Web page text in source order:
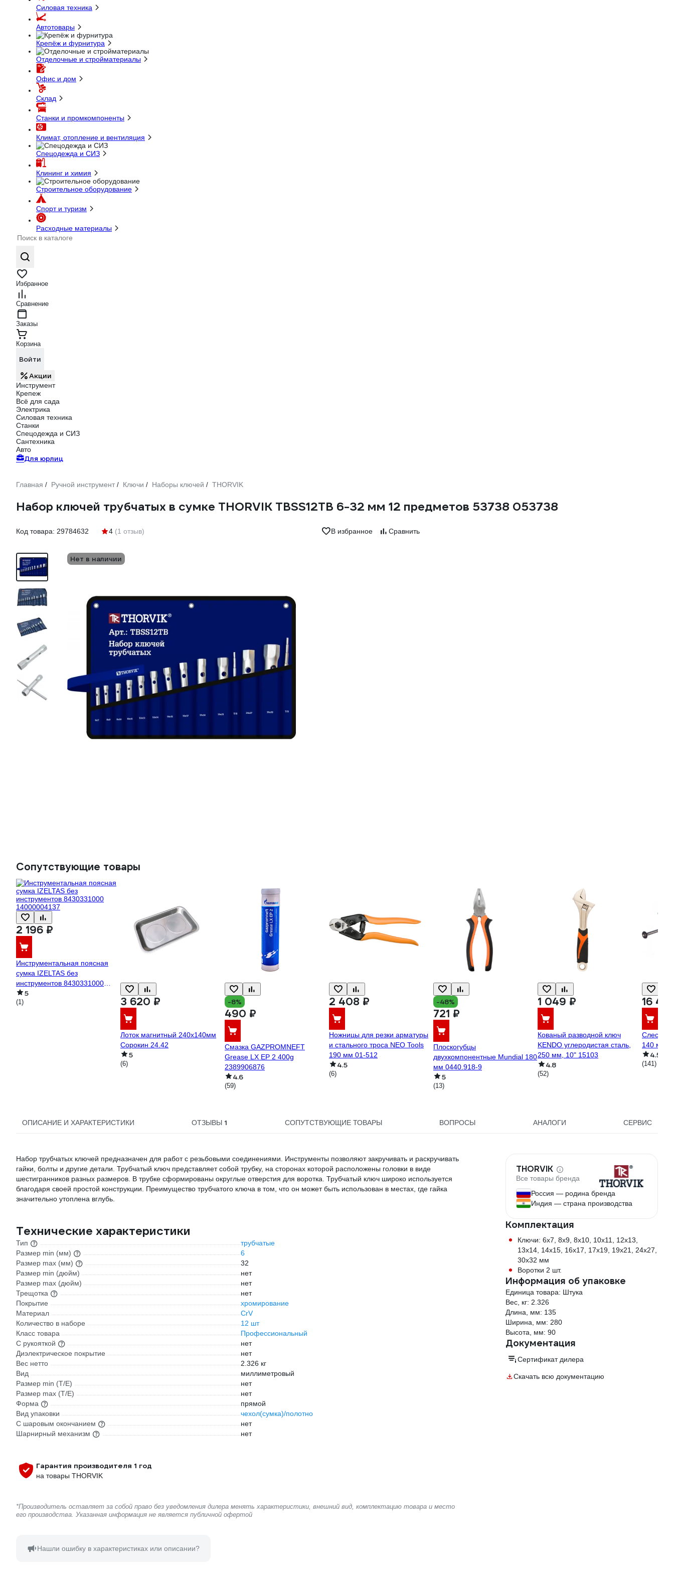
Силовая техника
Автотовары
Крепёж и фурнитура
Отделочные и стройматериалы
Офис и дом
Склад
Станки и промкомпоненты
Климат, отопление и вентиляция
Спецодежда и СИЗ
Клининг и химия
Строительное оборудование
Спорт и туризм
Расходные материалы
Избранное
Сравнение
Заказы
Корзина
Войти
Акции
Инструмент
Крепеж
Всё для сада
Электрика
Силовая техника
Станки
Спецодежда и СИЗ
Сантехника
Авто
Для юрлиц
Главная / Ручной инструмент / Ключи / Наборы ключей / THORVIK
Набор ключей трубчатых в сумке THORVIK TBSS12TB 6-32 мм 12 предметов 53738 053738
Код товара: 29784632 4 (1 отзыв) В избранное Сравнить
Нет в наличии
Сопутствующие товары
2 196 ₽
Инструментальная поясная
сумка IZELTAS без
инструментов 8430331000
14000004137
5
(1) 3 620 ₽
Лоток магнитный 240х140мм
Сорокин 24.42
5
(6)
-8%
490 ₽
Смазка GAZPROMNEFT
Grease LX EP 2 400g
2389906876
4.6
(59)
2 408 ₽
Ножницы для резки арматуры
и стального троса NEO Tools
190 мм 01-512
4.5
(6)
-48%
721 ₽
Плоскогубцы
двухкомпонентные Mundial 180
мм 0440.918-9
5
(13)
1 049 ₽
Кованый разводной ключ
KENDO углеродистая сталь,
250 мм, 10" 15103
4.8
(52)
16
140 мм,
4.5
(141)
ОПИСАНИЕ И ХАРАКТЕРИСТИКИ ОТЗЫВЫ 1 СОПУТСТВУЮЩИЕ ТОВАРЫ ВОПРОСЫ АНАЛОГИ СЕРВИС
Набор трубчатых ключей предназначен для работ с резьбовыми соединениями. Инструменты позволяют закручивать и раскручивать
гайки, болты и другие детали. Трубчатый ключ представляет собой трубку, на сторонах которой расположены головки в виде
шестигранников разных размеров. В трубке сформированы округлые отверстия для воротка. Трубчатый ключ широко используется
благодаря своей простой конструкции. Преимущество трубчатого ключа в том, что он может быть использован в местах, где гайка
значительно утоплена вглубь.
Технические характеристики
Тип
трубчатые
Размер min (мм)
6
Размер max (мм)
32
Размер min (дюйм)
нет
Размер max (дюйм)
нет
Трещотка
нет
Покрытие
хромирование
Материал
CrV
Количество в наборе
12 шт
Класс товара
Профессиональный
С рукояткой
нет
Диэлектрическое покрытие
нет
Вес нетто
2.326 кг
Вид
миллиметровый
Размер min (Т/E)
нет
Размер max (T/E)
нет
Форма
прямой
Вид упаковки
чехол(сумка)/полотно
С шаровым окончанием
нет
Шарнирный механизм
нет
Гарантия производителя 1 год
на товары THORVIK
*Производитель оставляет за собой право без уведомления дилера менять характеристики, внешний вид, комплектацию товара и место
его производства. Указанная информация не является публичной офертой
Нашли ошибку в характеристиках или описании?
THORVIK
Все товары бренда
Россия — родина бренда
Индия — страна производства
Комплектация
Ключи: 6х7, 8х9, 8х10, 10х11, 12х13,
13х14, 14х15, 16х17, 17х19, 19х21, 24х27,
30х32 мм
Воротки 2 шт.
Информация об упаковке
Единица товара: Штука
Вес, кг: 2.326
Длина, мм: 135
Ширина, мм: 280
Высота, мм: 90
Документация
Сертификат дилера
Скачать всю документацию